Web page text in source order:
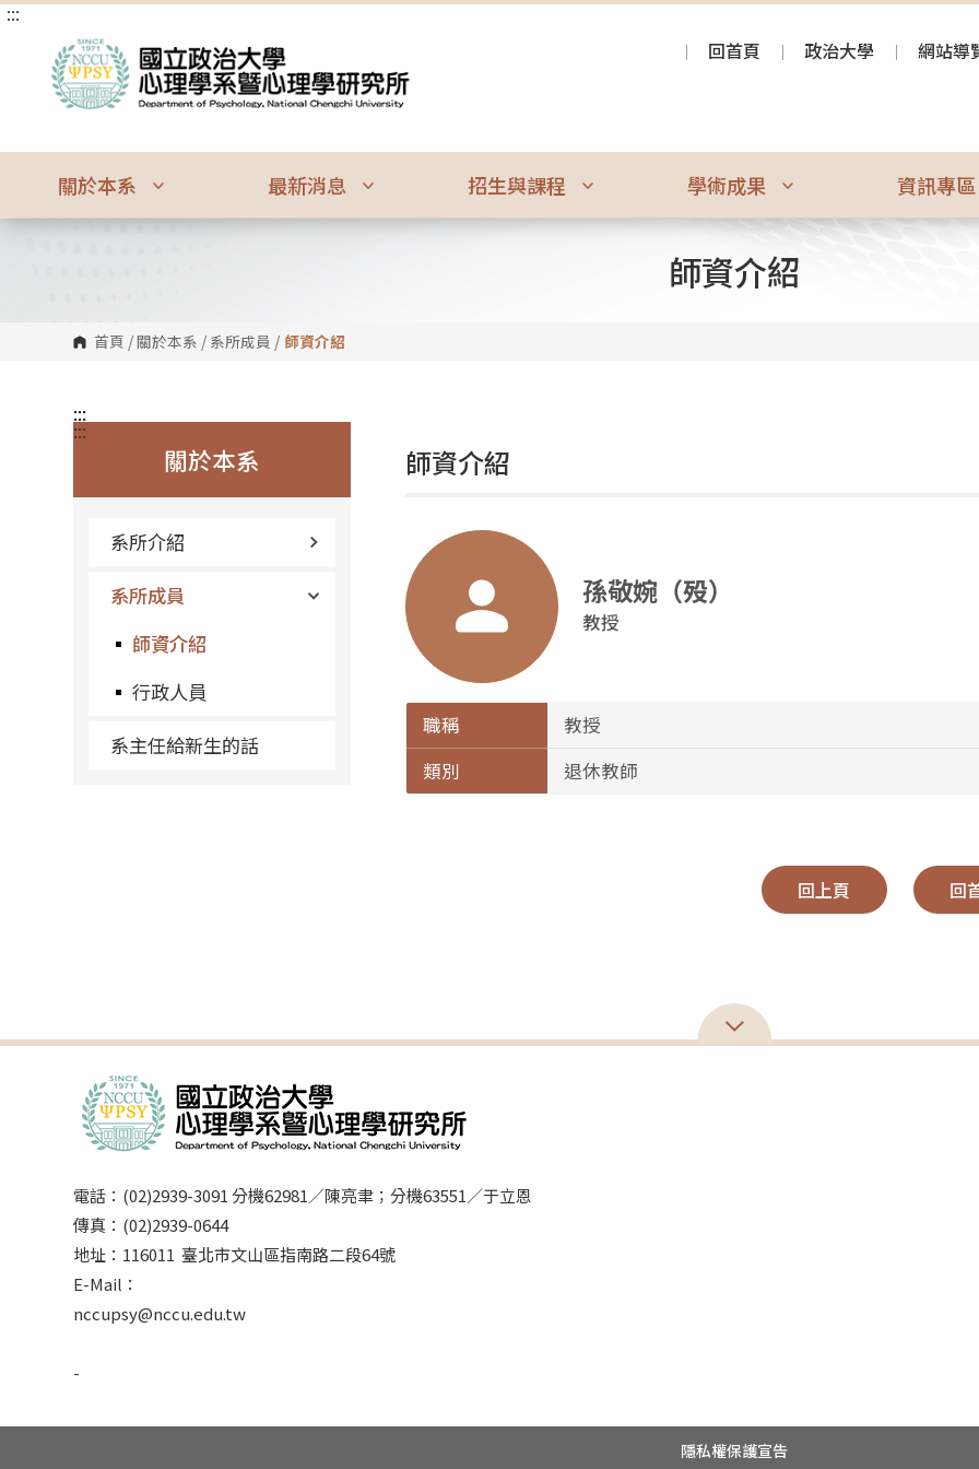
跳
:::
回首頁
政治大學 網站導
關於本系 最新消息 招生與課程 學術成果 資訊專區
師資介紹
首頁 /關於本系 / 系所成員 / 師資介紹
:::
關於本系
系所介紹
系所成員
師資介紹
行政人員
系主任給新生的話
:::
師資介紹
孫敬婉（殁）
教授
職稱
教授
類別
退休教師
回上頁 回
電話：(02)2939-3091 分機62981／陳亮聿；分機63551／于立恩
傳真：(02)2939-0644
地址：116011 臺北市文山區指南路二段64號
E-Mail：
nccupsy@nccu.edu.tw
-
隱私權保護宣告